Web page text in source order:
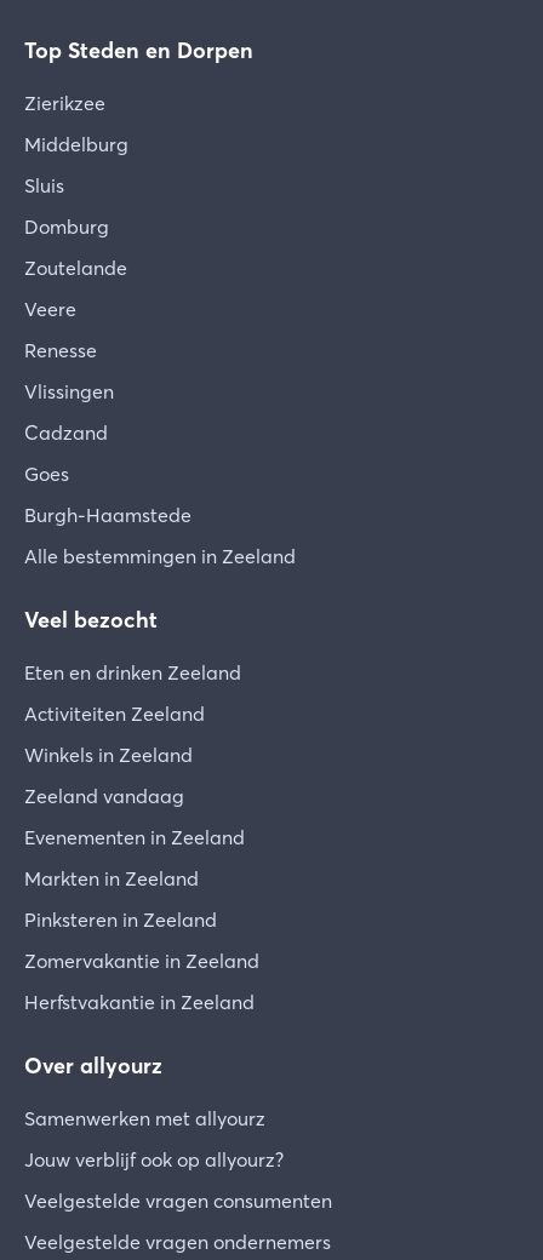
Top Steden en Dorpen
Zierikzee
Middelburg
Sluis
Domburg
Zoutelande
Veere
Renesse
Vlissingen
Cadzand
Goes
Burgh-Haamstede
Alle bestemmingen in Zeeland
Veel bezocht
Eten en drinken Zeeland
Activiteiten Zeeland
Winkels in Zeeland
Zeeland vandaag
Evenementen in Zeeland
Markten in Zeeland
Pinksteren in Zeeland
Zomervakantie in Zeeland
Herfstvakantie in Zeeland
Over allyourz
Samenwerken met allyourz
Jouw verblijf ook op allyourz?
Veelgestelde vragen consumenten
Veelgestelde vragen ondernemers